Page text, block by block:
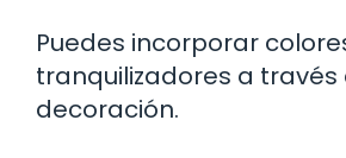
Puedes incorporar
tranquilizadores a través
decoración.